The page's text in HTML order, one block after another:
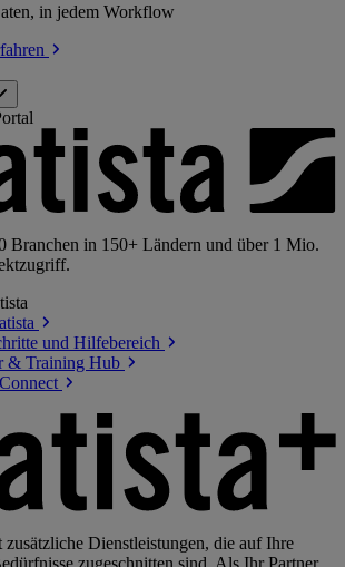
in jedem Workflow
Branchen in 150+ Ländern und über 1 Mio.
und Hilfebereich
& Training Hub
Connect
zusätzliche Dienstleistungen, die auf Ihre
zugeschnitten sind. Als Ihr Partner